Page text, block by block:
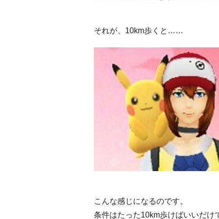
それが、10km歩くと……
こんな感じになるのです。
条件はたった10km歩けばいいだけ